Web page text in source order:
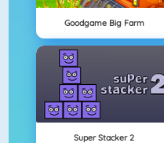
Goodgame Big Farm
Super Stacker 2